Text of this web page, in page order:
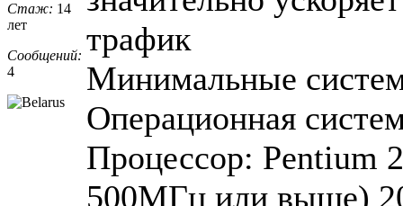
Стаж: 14
лет
Сообщений:
4
трафик
Минимальные
Операционная
Процессор: Pentium
500МГц или выше)